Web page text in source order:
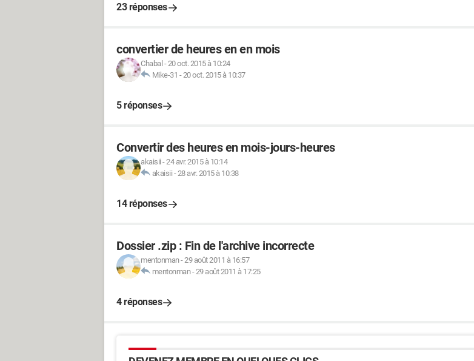
23 réponses
convertier de heures en en mois
Chabal -20 oct. 2015 à 10:24
Mike-31 -20 oct. 2015 à 10:37
5 réponses
Convertir des heures en mois-jours-heures
akaisii -24 avr. 2015 à 10:14
akaisii -28 avr. 2015 à 10:38
14 réponses
Dossier .zip : Fin de l'archive incorrecte
mentonman-29 août 2011 à 16:57
mentonman-29 août 2011 à 17:25
4 réponses